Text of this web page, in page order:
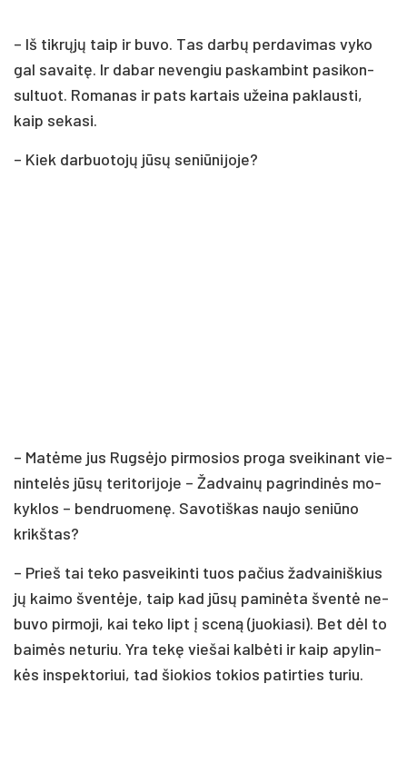
– Iš tik­rų­jų taip ir bu­vo. Tas dar­bų per­da­vi­mas vy­ko
gal sa­vai­tę. Ir da­bar ne­ven­giu pa­skam­bint pa­si­kon­
sul­tuot. Ro­ma­nas ir pa­ts kar­tais užei­na pa­klaus­ti,
kaip se­ka­si.
– Kiek dar­buo­to­jų jū­sų se­niū­ni­jo­je?
– Ma­tė­me jus Rug­sė­jo pir­mo­sios pro­ga svei­ki­nant vie­
nin­te­lės jū­sų te­ri­to­ri­jo­je – Žad­vai­nų pa­grin­di­nės mo­
kyk­los – bend­ruo­me­nę. Sa­vo­tiš­kas nau­jo se­niū­no
krikš­tas?
– Prieš tai te­ko pa­svei­kin­ti tuos pa­čius žad­vai­niš­kius
jų kai­mo šven­tė­je, taip kad jū­sų pa­mi­nė­ta šven­tė ne­
bu­vo pir­mo­ji, kai te­ko lipt į sce­ną (juo­kia­si). Bet dėl to
bai­mės ne­tu­riu. Yra te­kę vie­šai kal­bė­ti ir kaip apy­lin­
kės ins­pek­to­riui, tad šio­kios to­kios pa­tir­ties tu­riu.